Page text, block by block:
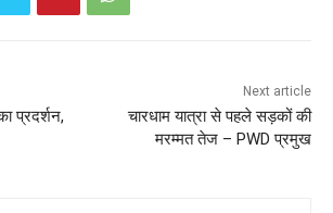
प्रदर्शन,
Next article
चारधाम यात्रा से पहले सड़कों की
मरम्मत तेज – PWD प्रमुख